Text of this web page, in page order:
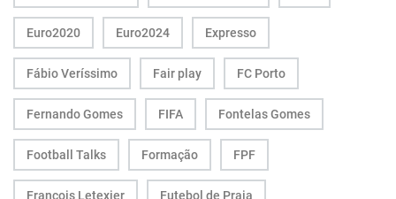
Euro2020 Euro2024 Expresso
Fábio Veríssimo Fair play FC Porto
Fernando Gomes FIFA Fontelas Gomes
Football Talks Formação FPF
François Letexier Futebol de Praia